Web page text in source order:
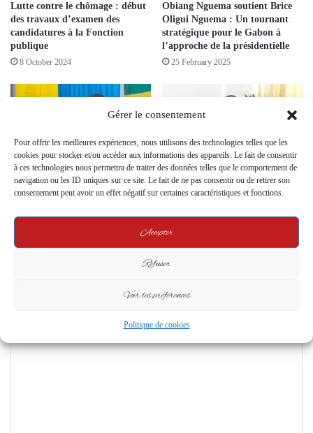
Gérer le consentement
Pour offrir les meilleures expériences, nous utilisons des technologies telles que les
cookies pour stocker et/ou accéder aux informations des appareils. Le fait de consentir
à ces technologies nous permettra de traiter des données telles que le comportement de
navigation ou les ID uniques sur ce site. Le fait de ne pas consentir ou de retirer son
consentement peut avoir un effet négatif sur certaines caractéristiques et fonctions.
Accepter
Refuser
Voir les préférences
Politique de cookies
Lutte contre le chômage : début
des travaux d’examen des
candidatures à la Fonction
publique
8 October 2024
Obiang Nguema soutient Brice
Oligui Nguema : Un tournant
stratégique pour le Gabon à
l’approche de la présidentielle
25 February 2025
Le PLC Lève le Rideau sur sa
Rentrée Politique, Appelant à
5 November 2024
Présidentielle 2025 : Oligui
Nguema s’entoure des vestiges
attendra
27 March 2025